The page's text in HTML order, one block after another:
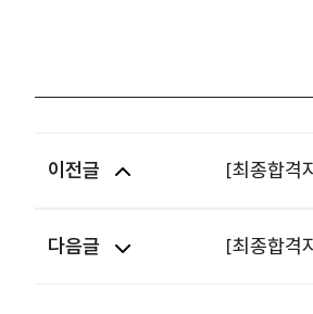
이전글 [최종합격
다음글 [최종합격